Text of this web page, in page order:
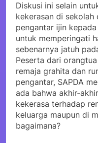
Diskusi ini selain
kekerasan di
pengantar ijin
untuk memperingati
sebenarnya jatuh
Peserta dari
remaja grahita dan
pengantar, SAPDA
ada bahwa akhir-
kekerasa terhadap
keluarga maupun di
bagaimana?